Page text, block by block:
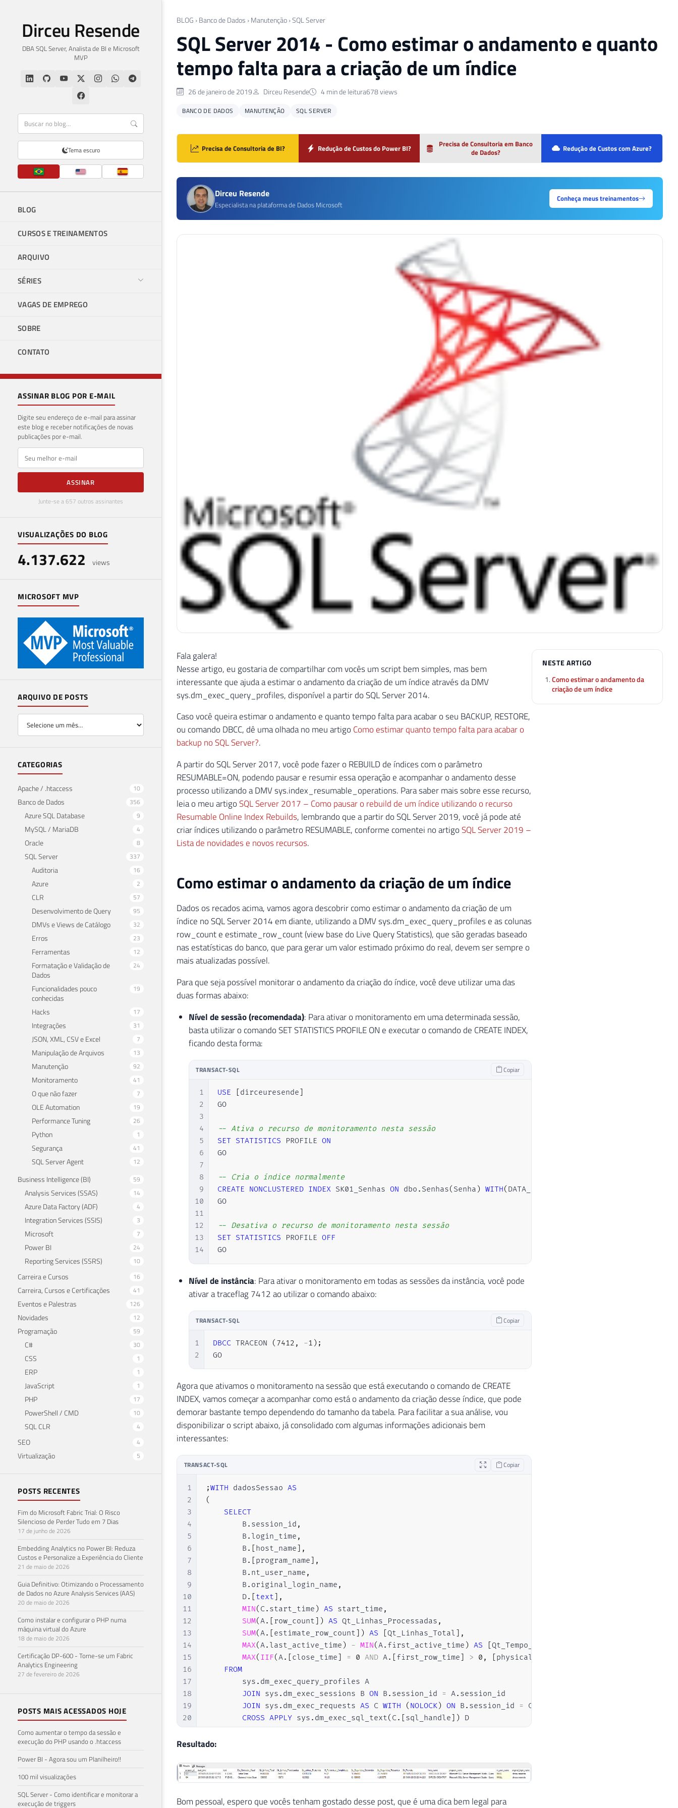
Dirceu Resende
DBA SQL Server, Analista de BI e Microsoft
MVP
Tema escuro
BLOG
CURSOS E TREINAMENTOS
ARQUIVO
SÉRIES
VAGAS DE EMPREGO
SOBRE
CONTATO
ASSINAR BLOG POR E-MAIL
Digite seu endereço de e-mail para assinar
este blog e receber notificações de novas
publicações por e-mail.
E-mail
ASSINAR
Junte-se a 657 outros assinantes
VISUALIZAÇÕES DO BLOG
4.137.622 views
MICROSOFT MVP
ARQUIVO DE POSTS
CATEGORIAS
Apache / .htaccess 10
Banco de Dados 356
Azure SQL Database 9
MySQL / MariaDB 4
Oracle 8
SQL Server 337
Auditoria 16
Azure 2
CLR 57
Desenvolvimento de Query 95
DMVs e Views de Catálogo 32
Erros 23
Ferramentas 12
Formatação e Validação de
Dados
24
Funcionalidades pouco
conhecidas
19
Hacks 17
Integrações 31
JSON, XML, CSV e Excel 7
Manipulação de Arquivos 13
Manutenção 92
Monitoramento 41
O que não fazer 7
OLE Automation 19
Performance Tuning 26
Python 1
Segurança 41
SQL Server Agent 12
Business Intelligence (BI) 59
Analysis Services (SSAS) 14
Azure Data Factory (ADF) 4
Integration Services (SSIS) 3
Microsoft 7
Power BI 24
Reporting Services (SSRS) 10
Carreira e Cursos 16
Carreira, Cursos e Certificações 41
Eventos e Palestras 126
Novidades 12
Programação 59
C# 30
CSS 1
ERP 1
JavaScript 1
PHP 17
PowerShell / CMD 10
SQL CLR 4
SEO 4
Virtualização 5
POSTS RECENTES
Fim do Microsoft Fabric Trial: O Risco
Silencioso de Perder Tudo em 7 Dias
17 de junho de 2026
Embedding Analytics no Power BI: Reduza
Custos e Personalize a Experiência do Cliente
21 de maio de 2026
Guia Definitivo: Otimizando o Processamento
de Dados no Azure Analysis Services (AAS)
20 de maio de 2026
Como instalar e configurar o PHP numa
máquina virtual do Azure
18 de maio de 2026
Certificação DP-600 - Torne-se um Fabric
Analytics Engineering
27 de fevereiro de 2026
POSTS MAIS ACESSADOS HOJE
Como aumentar o tempo da sessão e
execução do PHP usando o .htaccess
Power BI - Agora sou um Planilheiro!!
100 mil visualizações
SQL Server - Como identificar e monitorar a
execução de triggers
BLOG › Banco de Dados › Manutenção ›SQL Server
SQL Server 2014 - Como estimar o andamento e quanto
tempo falta para a criação de um índice
26 de janeiro de 2019 Dirceu Resende 4 min de leitura678 views
BANCO DE DADOS MANUTENÇÃO SQL SERVER
Precisa de Consultoria de BI? Redução de Custos do Power BI?
Precisa de Consultoria em Banco
de Dados?
Redução de Custos com Azure?
Dirceu Resende
Especialista na plataforma de Dados Microsoft
Conheça meus treinamentos
Fala galera!
Nesse artigo, eu gostaria de compartilhar com vocês um script bem simples, mas bem
interessante que ajuda a estimar o andamento da criação de um índice através da DMV
sys.dm_exec_query_profiles, disponível a partir do SQL Server 2014.
Caso você queira estimar o andamento e quanto tempo falta para acabar o seu BACKUP, RESTORE,
ou comando DBCC, dê uma olhada no meu artigo Como estimar quanto tempo falta para acabar o
backup no SQL Server?.
A partir do SQL Server 2017, você pode fazer o REBUILD de índices com o parâmetro
RESUMABLE=ON, podendo pausar e resumir essa operação e acompanhar o andamento desse
processo utilizando a DMV sys.index_resumable_operations. Para saber mais sobre esse recurso,
leia o meu artigoSQL Server 2017 – Como pausar o rebuild de um índice utilizando o recurso
Resumable Online Index Rebuilds, lembrando que a partir do SQL Server 2019, você já pode até
criar índices utilizando o parâmetro RESUMABLE, conforme comentei no artigoSQL Server 2019 –
Lista de novidades e novos recursos.
Como estimar o andamento da criação de um índice
Dados os recados acima, vamos agora descobrir como estimar o andamento da criação de um
índice no SQL Server 2014 em diante, utilizando a DMV sys.dm_exec_query_profiles e as colunas
row_count e estimate_row_count (view base do Live Query Statistics), que são geradas baseado
nas estatísticas do banco, que para gerar um valor estimado próximo do real, devem ser sempre o
mais atualizadas possível.
Para que seja possível monitorar o andamento da criação do índice, você deve utilizar uma das
duas formas abaixo:
Nível de sessão (recomendada): Para ativar o monitoramento em uma determinada sessão,
basta utilizar o comando SET STATISTICS PROFILE ON e executar o comando de CREATE INDEX,
ficando desta forma:
TRANSACT-SQL Copiar
1
2
3
4
5
6
7
8
9
10
11
12
13
14
USE dirceuresende
GO
-- Ativa o recurso de monitoramento nesta sessão
SET STATISTICS PROFILE ON
GO
-- Cria o índice normalmente
CREATE NONCLUSTERED INDEX SK01_Senhas ON dbo . Senhas( Senha ) WITH( DATA_COMPRESSION
GO
-- Desativa o recurso de monitoramento nesta sessão
SET STATISTICS PROFILE OFF
GO
Nível de instância: Para ativar o monitoramento em todas as sessões da instância, você pode
ativar a traceflag 7412 ao utilizar o comando abaixo:
TRANSACT-SQL Copiar
1
2
DBCC TRACEON ( 7412 , -1 ) ;
GO
Agora que ativamos o monitoramento na sessão que está executando o comando de CREATE
INDEX, vamos começar a acompanhar como está o andamento da criação desse índice, que pode
demorar bastante tempo dependendo do tamanho da tabela. Para facilitar a sua análise, vou
disponibilizar o script abaixo, já consolidado com algumas informações adicionais bem
interessantes:
TRANSACT-SQL Copiar
1
2
3
4
5
6
7
8
9
10
11
12
13
14
15
16
17
18
19
20
21
22
24
25
27
;WITH dadosSessao AS
(
SELECT
        B
. session_id ,
        B
. login_time ,
        B
. [host_name] ,
        B
. [program_name] ,
        B
. nt_user_name ,
        B
. original_login_name ,
        D
. [text] ,
MIN( C. start_time ) AS start_time ,
SUM(A. [row_count] ) AS Qt_Linhas_Processadas ,
SUM(A. [estimate_row_count] ) AS [Qt_Linhas_Total] ,
MAX(A. last_active_time ) - MIN(A. first_active_time ) AS [Qt_Tempo_Decorrido_MS
MAX( IIF(A. [close_time] = 0 AND A. [first_row_time] > 0 , [physical_operator_name
FROM
        sys
. dm_exec_query_profiles A
JOIN sys . dm_exec_sessions B ON B . session_id = A. session_id
JOIN sys . dm_exec_requests AS C WITH ( NOLOCK) ON B . session_id = C
CROSS APPLY sys . dm_exec_sql_text( C. [sql_handle] ) D
WHERE
        C
        B
.login_time
        B
.[program_name],
Resultado:
Bom pessoal, espero que vocês tenham gostado desse post, que é uma dica bem legal para
NESTE ARTIGO
Como estimar o andamento da
criação de um índice